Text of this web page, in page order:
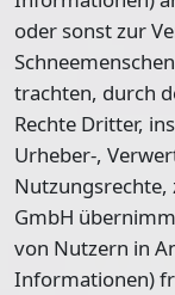
oder sonst zur
trachten, durch
Rechte Dritter,
Urheber-,
Nutzungsrechte,
GmbH
von Nutzern in
Informationen)